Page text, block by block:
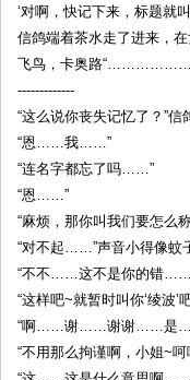
‘对啊，快记下来，标题
信鸽端着茶水走了进来，
飞鸟，卡奥路
-------------
“这么说你丧失记忆了？”信
“恩……我……”
“连名字都忘了吗……”
“恩……”
“麻烦，那你叫我们要怎么
“对不起……”声音小得像蚊
“不不……这不是你的错……
“这样吧~就暂时叫你‘绫波’
“啊……谢……谢谢……是
“不用那么拘谨啊，小姐~